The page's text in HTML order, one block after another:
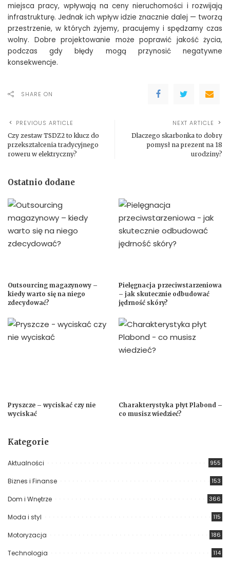
miejsca pracy, wpływają na ceny nieruchomości i rozwijają
infrastrukturę. Jednak ich wpływ idzie znacznie dalej — tworzą
przestrzenie, w których żyjemy, pracujemy i spędzamy czas
wolny. Dobre projektowanie może poprawić jakość życia,
podczas gdy błędy mogą przynosić negatywne
konsekwencje.
SHARE ON
PREVIOUS ARTICLE
Czy zestaw TSDZ2 to klucz do
przekształcenia tradycyjnego
roweru w elektryczny?
NEXT ARTICLE
Dlaczego skarbonka to dobry
pomysł na prezent na 18
urodziny?
Ostatnio dodane
Outsourcing magazynowy –
kiedy warto się na niego
zdecydować?
Pielęgnacja przeciwstarzeniowa
– jak skutecznie odbudować
jędrność skóry?
Pryszcze – wyciskać czy nie
wyciskać
Charakterystyka płyt Plabond –
co musisz wiedzieć?
Kategorie
Aktualności 955
Biznes i Finanse 153
Dom i Wnętrze 366
Moda i styl 115
Motoryzacja 186
Technologia 114